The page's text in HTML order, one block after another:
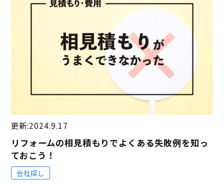
更新:2024.9.17
リフォームの相見積もりでよくある失敗例を知っ
ておこう！
会社探し